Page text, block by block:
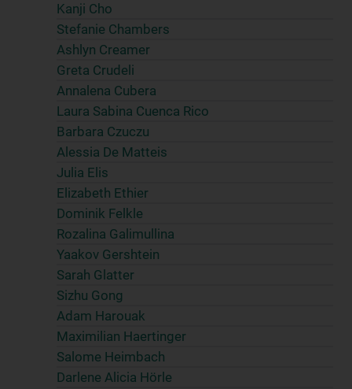
Kanji Cho
Stefanie Chambers
Ashlyn Creamer
Greta Crudeli
Annalena Cubera
Laura Sabina Cuenca Rico
Barbara Czuczu
Alessia De Matteis
Julia Elis
Elizabeth Ethier
Dominik Felkle
Rozalina Galimullina
Yaakov Gershtein
Sarah Glatter
Sizhu Gong
Adam Harouak
Maximilian Haertinger
Salome Heimbach
Darlene Alicia Hörle